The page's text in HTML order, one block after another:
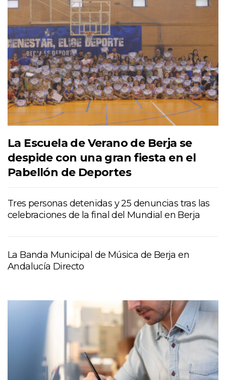
La Escuela de Verano de Berja se
despide con una gran fiesta en el
Pabellón de Deportes
Tres personas detenidas y 25 denuncias tras las
celebraciones de la final del Mundial en Berja
La Banda Municipal de Música de Berja en
Andalucía Directo